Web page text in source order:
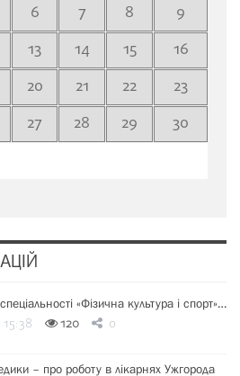
6 7 8
9
13 14 15
16
20 21 22
23
27 28 29
30
«Фізична культура і спорт»…
120 0
– про роботу в лікарнях Ужгорода